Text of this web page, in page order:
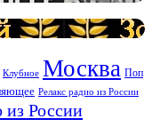
Клубное Москва Поп
Релакс радио из России
из России